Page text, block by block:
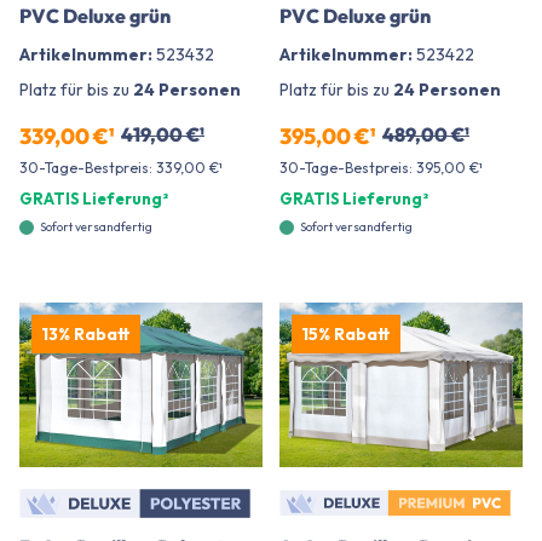
PVC Deluxe grün
Artikelnummer:523432
Platz für bis zu 24 Personen
339,00 €¹ 419,00 €¹
30-Tage-Bestpreis: 339,00 €¹
GRATIS Lieferung²
Sofort versandfertig
PVC Deluxe grün
Artikelnummer:523422
Platz für bis zu 24 Personen
395,00 €¹ 489,00 €¹
30-Tage-Bestpreis: 395,00 €¹
GRATIS Lieferung²
Sofort versandfertig
13% Rabatt 15% Rabatt